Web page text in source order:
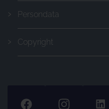
Persondata
Copyright